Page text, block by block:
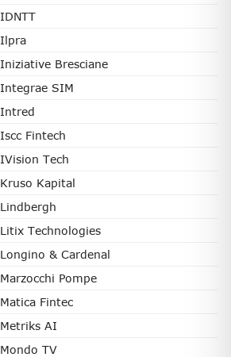
IDNTT
Ilpra
Iniziative Bresciane
Integrae SIM
Intred
Iscc Fintech
IVision Tech
Kruso Kapital
Lindbergh
Litix Technologies
Longino & Cardenal
Marzocchi Pompe
Matica Fintec
Metriks AI
Mondo TV